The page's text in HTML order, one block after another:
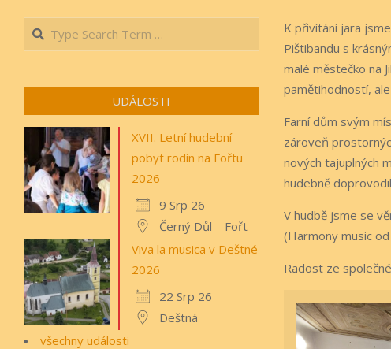
K přivítání jara
Pištibandu s
malé městečko na
pamětihodností,
Farní dům svým
zároveň
nových tajuplných
hudebně
V hudbě jsme se
(Harmony music
Radost ze
Search
UDÁLOSTI
XVII. Letní hudební
pobyt rodin na Fořtu
2026
9 Srp 26
Černý Důl – Fořt
Viva la musica v Deštné
2026
22 Srp 26
Deštná
všechny události